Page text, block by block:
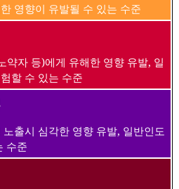
영향이 유발될 수 있는 수준
약자 등)에게 유해한 영향 유발, 일
할 수 있는 수준
출시 심각한 영향 유발, 일반인도
수준